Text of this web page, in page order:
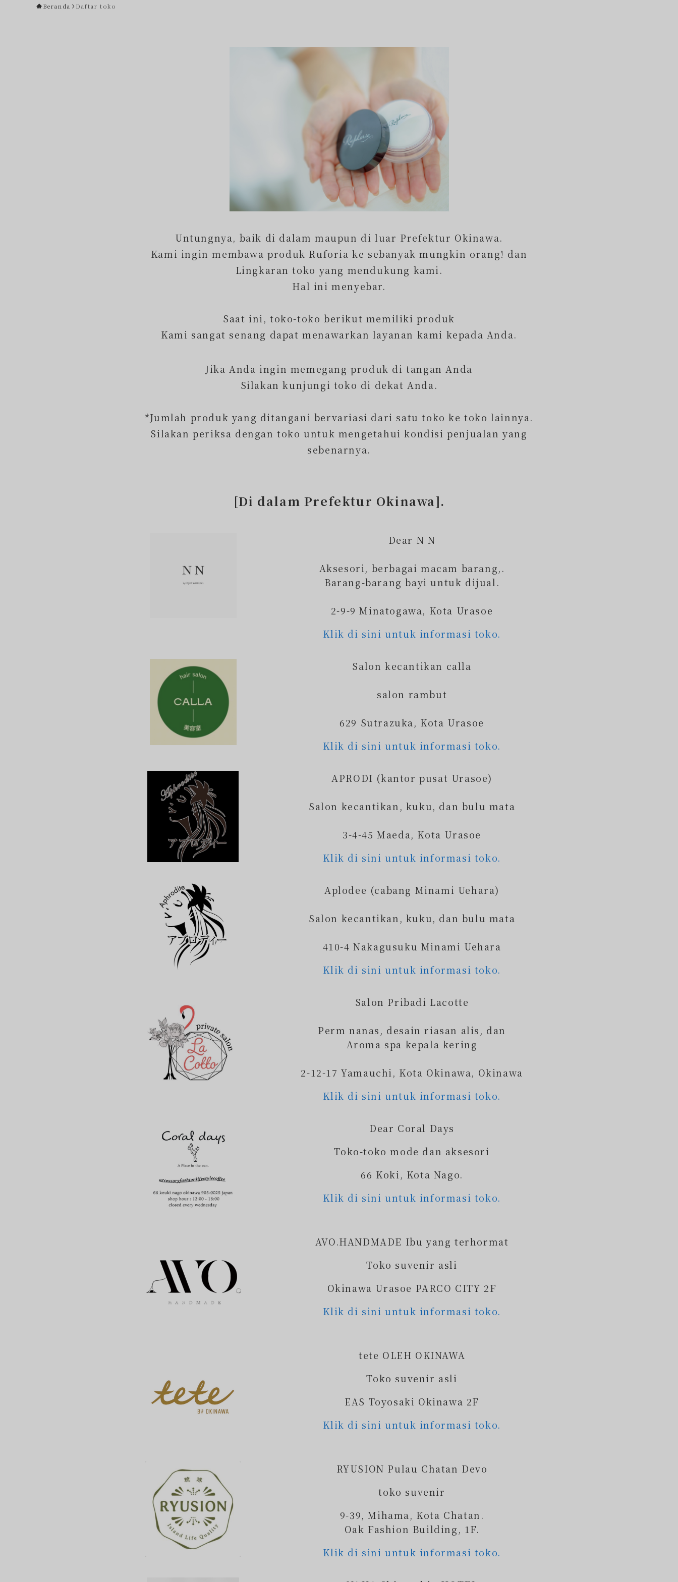
Beranda Daftar toko
Untungnya, baik di dalam maupun di luar Prefektur Okinawa.
Kami ingin membawa produk Ruforia ke sebanyak mungkin orang! dan
Lingkaran toko yang mendukung kami.
Hal ini menyebar.
Saat ini, toko-toko berikut memiliki produk
Kami sangat senang dapat menawarkan layanan kami kepada Anda.
Jika Anda ingin memegang produk di tangan Anda
Silakan kunjungi toko di dekat Anda.
*Jumlah produk yang ditangani bervariasi dari satu toko ke toko lainnya.
Silakan periksa dengan toko untuk mengetahui kondisi penjualan yang
sebenarnya.
[Di dalam Prefektur Okinawa].
Dear N N
Aksesori, berbagai macam barang,.
Barang-barang bayi untuk dijual.
2-9-9 Minatogawa, Kota Urasoe
Klik di sini untuk informasi toko.
Salon kecantikan calla
salon rambut
629 Sutrazuka, Kota Urasoe
Klik di sini untuk informasi toko.
APRODI (kantor pusat Urasoe)
Salon kecantikan, kuku, dan bulu mata
3-4-45 Maeda, Kota Urasoe
Klik di sini untuk informasi toko.
Aplodee (cabang Minami Uehara)
Salon kecantikan, kuku, dan bulu mata
410-4 Nakagusuku Minami Uehara
Klik di sini untuk informasi toko.
Salon Pribadi Lacotte
Perm nanas, desain riasan alis, dan
Aroma spa kepala kering
2-12-17 Yamauchi, Kota Okinawa, Okinawa
Klik di sini untuk informasi toko.
Dear Coral Days
Toko-toko mode dan aksesori
66 Koki, Kota Nago.
Klik di sini untuk informasi toko.
AVO.HANDMADE Ibu yang terhormat
Toko suvenir asli
Okinawa Urasoe PARCO CITY 2F
Klik di sini untuk informasi toko.
tete OLEH OKINAWA
Toko suvenir asli
EAS Toyosaki Okinawa 2F
Klik di sini untuk informasi toko.
RYUSION Pulau Chatan Devo
toko suvenir
9-39, Mihama, Kota Chatan.
Oak Fashion Building, 1F.
Klik di sini untuk informasi toko.